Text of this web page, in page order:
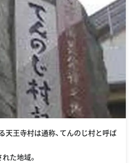
天王寺村は通称、てんのじ村と呼ば
た地域。